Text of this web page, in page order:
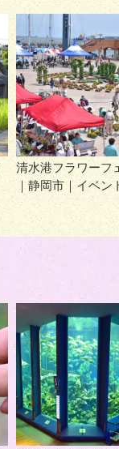
清水港フラワーフ
｜静岡市｜イベン